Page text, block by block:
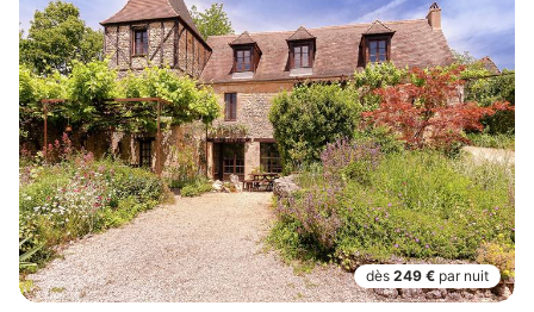
dès 249 € par nuit